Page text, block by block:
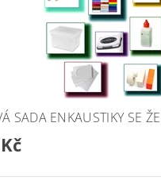
SADA ENKAUSTIKY SE